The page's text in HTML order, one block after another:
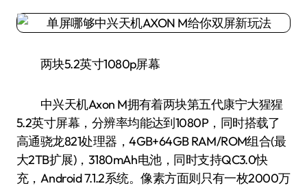
两块5.2英寸1080p屏幕
中兴天机Axon M拥有着两块第五代康宁大猩猩
5.2英寸屏幕，分辨率均能达到1080P，同时搭载了
高通骁龙821处理器，4GB+64GB RAM/ROM组合(最
大2TB扩展)，3180mAh电池，同时支持QC3.0快
充，Android 7.1.2系统。像素方面则只有一枚2000万